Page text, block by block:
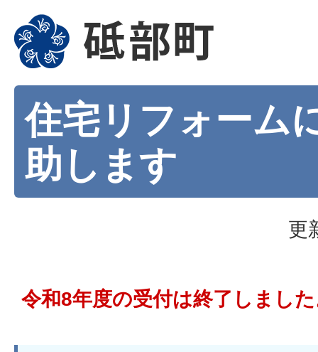
住宅リフォーム
助します
更
令和8年度の受付は終了しまし